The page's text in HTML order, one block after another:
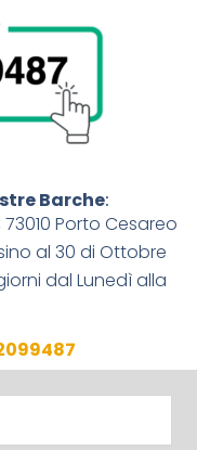
Barche:
Porto Cesareo
al 30 di Ottobre
dal Lunedì alla